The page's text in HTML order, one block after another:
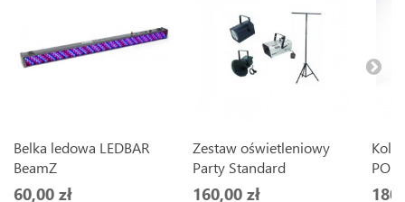
Belka ledowa LEDBAR
BeamZ
60,00 zł
Zestaw oświetleniowy
Party Standard
160,00 zł